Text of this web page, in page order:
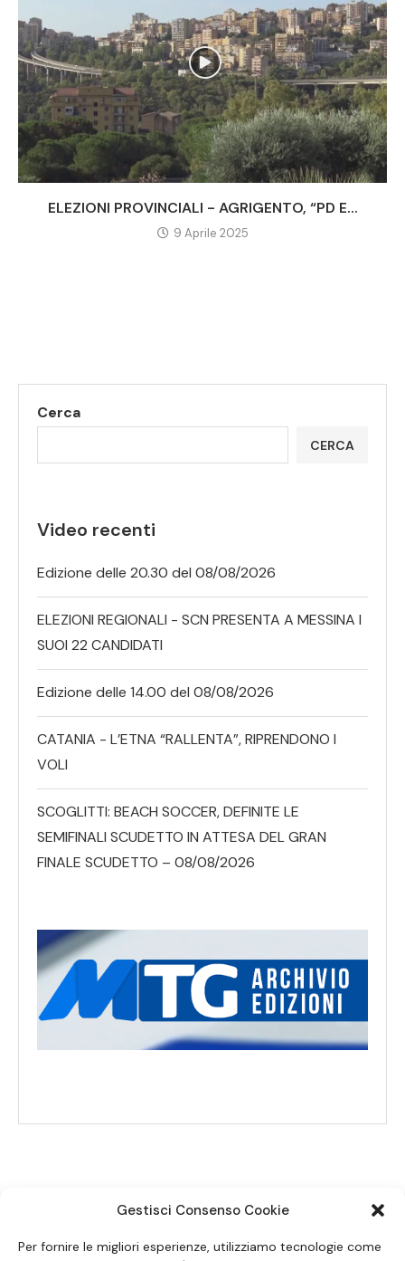
Gestisci Consenso Cookie
Per fornire le migliori esperienze, utilizziamo tecnologie come
ELEZIONI PROVINCIALI - AGRIGENTO, “PD E...
9 Aprile 2025
Cerca
CERCA
Video recenti
Edizione delle 20.30 del 08/08/2026
ELEZIONI REGIONALI - SCN PRESENTA A MESSINA I
SUOI 22 CANDIDATI
Edizione delle 14.00 del 08/08/2026
CATANIA - L’ETNA “RALLENTA”, RIPRENDONO I
VOLI
SCOGLITTI: BEACH SOCCER, DEFINITE LE
SEMIFINALI SCUDETTO IN ATTESA DEL GRAN
FINALE SCUDETTO – 08/08/2026
SEGUICI SUI SOCIAL